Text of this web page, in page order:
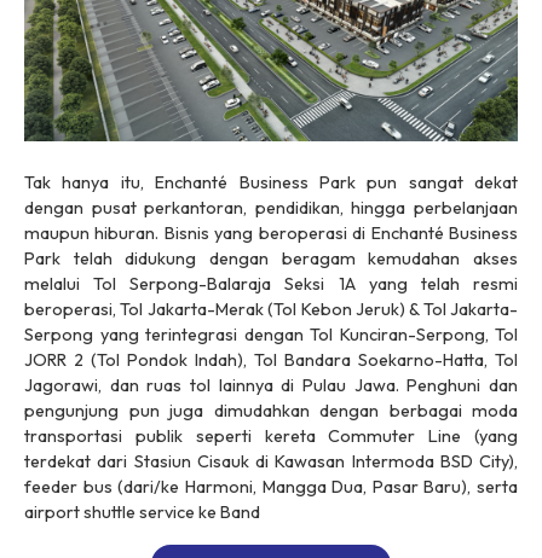
Tak hanya itu, Enchanté Business Park pun sangat dekat
dengan pusat perkantoran, pendidikan, hingga perbelanjaan
maupun hiburan. Bisnis yang beroperasi di Enchanté Business
Park telah didukung dengan beragam kemudahan akses
melalui Tol Serpong-Balaraja Seksi 1A yang telah resmi
beroperasi, Tol Jakarta-Merak (Tol Kebon Jeruk) & Tol Jakarta-
Serpong yang terintegrasi dengan Tol Kunciran-Serpong, Tol
JORR 2 (Tol Pondok Indah), Tol Bandara Soekarno-Hatta, Tol
Jagorawi, dan ruas tol lainnya di Pulau Jawa. Penghuni dan
pengunjung pun juga dimudahkan dengan berbagai moda
transportasi publik seperti keretaCommuter Line (yang
terdekat dari Stasiun Cisauk di Kawasan Intermoda BSD City),
feeder bus (dari/ke Harmoni, Mangga Dua, Pasar Baru), serta
airport shuttle service ke Band